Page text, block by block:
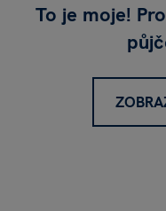
To je moje!